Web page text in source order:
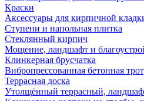
Краски
Аксессуары для кирпичной
Ступени и напольная плитка
Cтеклянный кирпич
Мощение, ландшафт и
Клинкерная брусчатка
Вибропрессованная бетонная
Террасная доска
Утолщённый террасный,